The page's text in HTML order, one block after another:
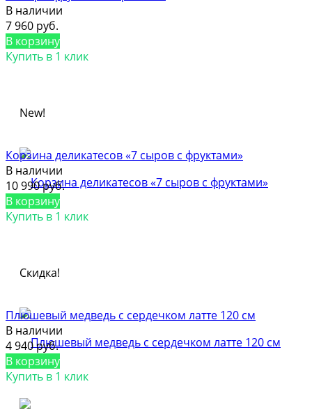
В наличии
7 960 руб.
В корзину
Купить в 1 клик
New!
Корзина деликатесов «7 сыров с фруктами»
В наличии
10 990 руб.
В корзину
Купить в 1 клик
Скидка!
Плюшевый медведь с сердечком латте 120 см
В наличии
4 940 руб.
В корзину
Купить в 1 клик